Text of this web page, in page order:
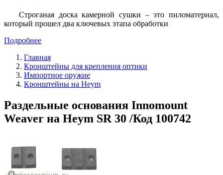
Строганая доска камерной сушки – это пиломатериал,
который прошел два ключевых этапа обработки
Подробнее
Главная
Кронштейны для крепления оптики
Импортное оружие
Кронштейны на Heym
Раздельные основания Innomount
Weaver на Heym SR 30 /Код 100742